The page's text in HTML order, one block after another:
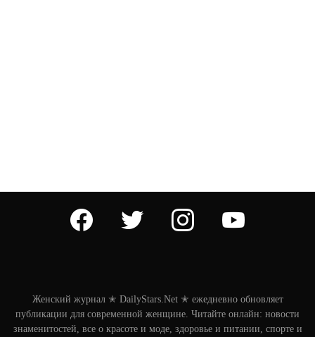
facebook twitter instagram
Женский журнал ✭ DailyStars.Net ✭ ежедневно обновляет
публикации для современной женщине. Читайте онлайн: новости
знаменитостей, все о красоте и моде, здоровье и питании, спорте и